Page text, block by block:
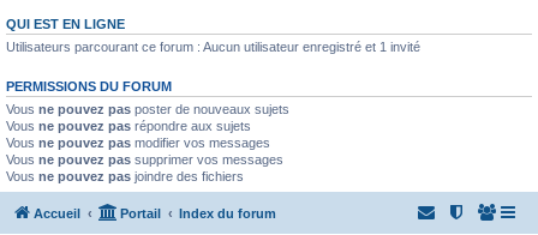
QUI EST EN LIGNE
Utilisateurs parcourant ce forum : Aucun utilisateur enregistré et 1 invité
PERMISSIONS DU FORUM
Vous ne pouvez pas poster de nouveaux sujets
Vous ne pouvez pas répondre aux sujets
Vous ne pouvez pas modifier vos messages
Vous ne pouvez pas supprimer vos messages
Vous ne pouvez pas joindre des fichiers
Accueil Portail Index du forum